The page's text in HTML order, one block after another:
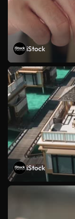
iStock
iStock